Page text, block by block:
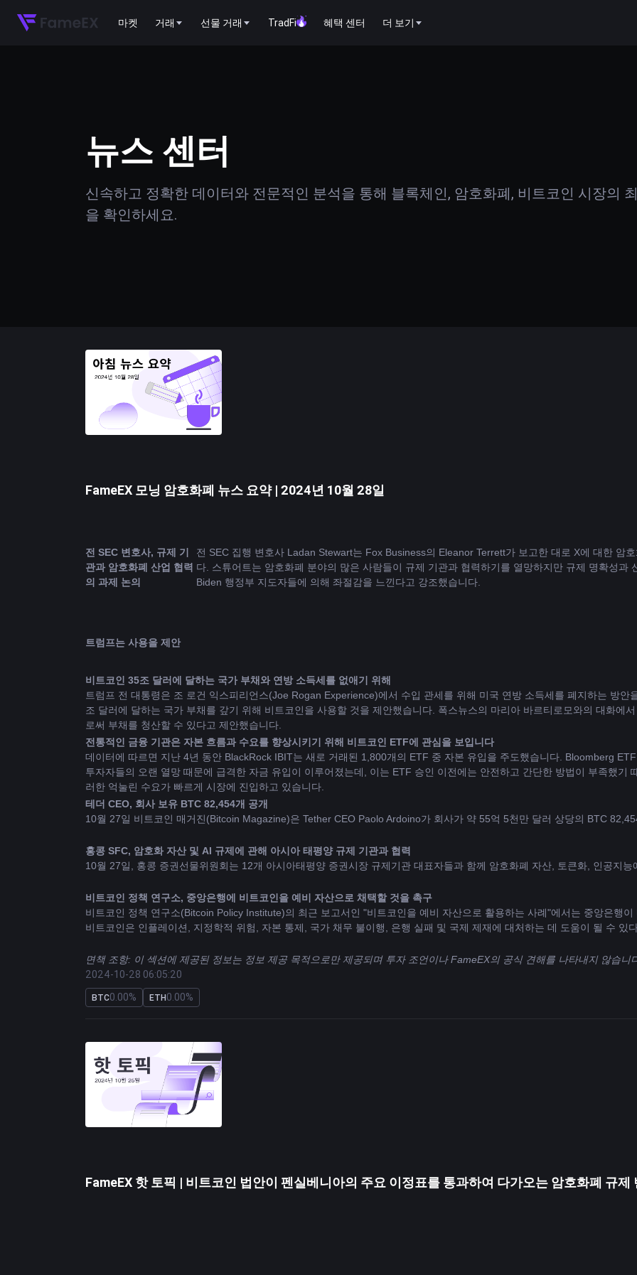
마켓 거래 선물 거래 TradFi 혜택 센터 더 보기
뉴스 센터
신속하고 정확한 데이터와 전문적인 분석을 통해 블록체인, 암호화폐, 비트코인 시장의
을 확인하세요.
FameEX 모닝 암호화폐 뉴스 요약 | 2024년 10월 28일
전 SEC 변호사, 규제 기
관과 암호화폐 산업 협력
의 과제 논의
전 SEC 집행 변호사 Ladan Stewart는 Fox Business의 Eleanor Terrett가 보고한 대로 X에 대한 암
다. 스튜어트는 암호화폐 분야의 많은 사람들이 규제 기관과 협력하기를 열망하지만 규제 명확성과
Biden 행정부 지도자들에 의해 좌절감을 느낀다고 강조했습니다.
트럼프는 사용을 제안
비트코인 35조 달러에 달하는 국가 부채와 연방 소득세를 없애기 위해
트럼프 전 대통령은 조 로건 익스피리언스(Joe Rogan Experience)에서 수입 관세를 위해 미국 연방 소득세를 폐지하는 방안
조 달러에 달하는 국가 부채를 갚기 위해 비트코인을 사용할 것을 제안했습니다. 폭스뉴스의 마리아 바르티로모와의 대화에
로써 부채를 청산할 수 있다고 제안했습니다.
전통적인 금융 기관은 자본 흐름과 수요를 향상시키기 위해 비트코인 ​​ETF에 관심을 보입니다
데이터에 따르면 지난 4년 동안 BlackRock IBIT는 새로 거래된 1,800개의 ETF 중 자본 유입을 주도했습니다. Bloomberg
투자자들의 오랜 열망 때문에 급격한 자금 유입이 이루어졌는데, 이는 ETF 승인 이전에는 안전하고 간단한 방법이 부족했기
러한 억눌린 수요가 빠르게 시장에 진입하고 있습니다.
테더 CEO, 회사 보유 BTC 82,454개 공개
10월 27일 비트코인 ​​매거진(Bitcoin Magazine)은 Tether CEO Paolo Ardoino가 회사가 약 55억 5천만 달러 상당의 BTC
홍콩 SFC, 암호화 자산 및 AI 규제에 관해 아시아 태평양 규제 기관과 협력
10월 27일, 홍콩 증권선물위원회는 12개 아시아태평양 증권시장 규제기관 대표자들과 함께 암호화폐 자산, 토큰화, 인공지능
비트코인 정책 연구소, 중앙은행에 비트코인을 예비 자산으로 채택할 것을 촉구
비트코인 정책 연구소(Bitcoin Policy Institute)의 최근 보고서인 "비트코인을 예비 자산으로 활용하는 사례"에서는 중앙은행
비트코인은 인플레이션, 지정학적 위험, 자본 통제, 국가 채무 불이행, 은행 실패 및 국제 제재에 대처하는 데 도움이 될 수 있
면책 조항: 이 섹션에 제공된 정보는 정보 제공 목적으로만 제공되며 투자 조언이나 FameEX의 공식 견해를 나타내지 않습니
2024-10-28 06:05:20
BTC0.00% ETH0.00%
FameEX 핫 토픽 | 비트코인 법안이 펜실베니아의 주요 이정표를 통과하여 다가오는 암호화폐 규제